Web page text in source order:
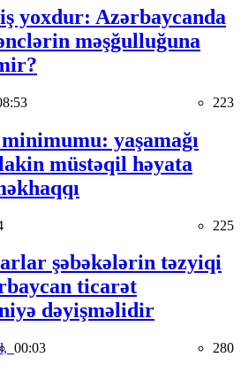
yoxdur: Azərbaycanda
məşğulluğuna
223
yaşamağı
müstəqil həyata
225
şəbəkələrin təzyiqi
ticarət
dəyişməlidir
00:03 280